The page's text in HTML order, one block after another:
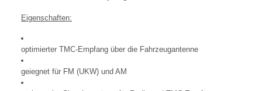
Eigenschaften:
optimierter TMC-Empfang über die Fahrzeugantenne
geiegnet für FM (UKW) und AM